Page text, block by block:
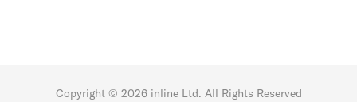
Copyright © 2026inline Ltd. All Rights Reserved